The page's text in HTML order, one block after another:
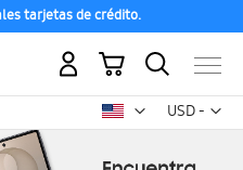
tarjetas de crédito.
USD -
dólar
Mi carrito